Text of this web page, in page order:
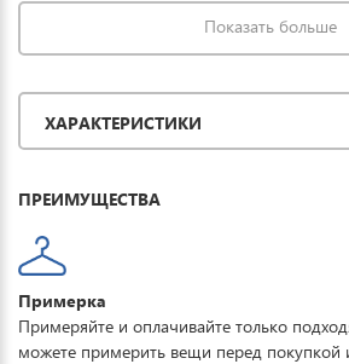
горах и на прогулке. Ткань обработана
пропиткой снаружи и антибактериальной
превосходную защиту при мокром снеге
оперативно отводит влагу от тела
комфорт. Купить горнолыжную куртку
прогулок.
Показать больше
ХАРАКТЕРИСТИКИ
ПРЕИМУЩЕСТВА
Примерка
Примеряйте и оплачивайте только
можете примерить вещи перед покупкой